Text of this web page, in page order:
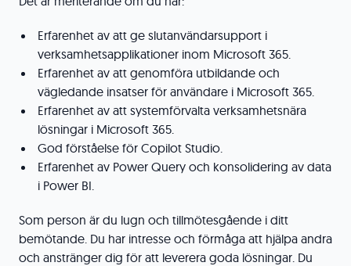
Erfarenhet av att ge slutanvändarsupport i
verksamhetsapplikationer inom Microsoft 365.
Erfarenhet av att genomföra utbildande och
vägledande insatser för användare i Microsoft 365.
Erfarenhet av att systemförvalta verksamhetsnära
lösningar i Microsoft 365.
God förståelse för Copilot Studio.
Erfarenhet av Power Query och konsolidering av data
i Power BI.
Som person är du lugn och tillmötesgående i ditt
bemötande. Du har intresse och förmåga att hjälpa andra
och anstränger dig för att leverera goda lösningar. Du